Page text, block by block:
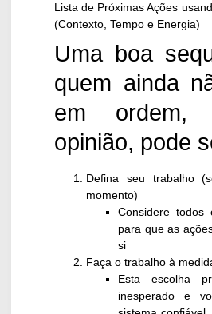
Lista de Próximas Ações
(Contexto, Tempo e Energia)
Uma boa
quem ainda
em ordem,
opinião, pode
Defina seu trabalho
momento)
Consideretodos
para que as
si
Faça o trabalho à
Esta escolha
inesperado e